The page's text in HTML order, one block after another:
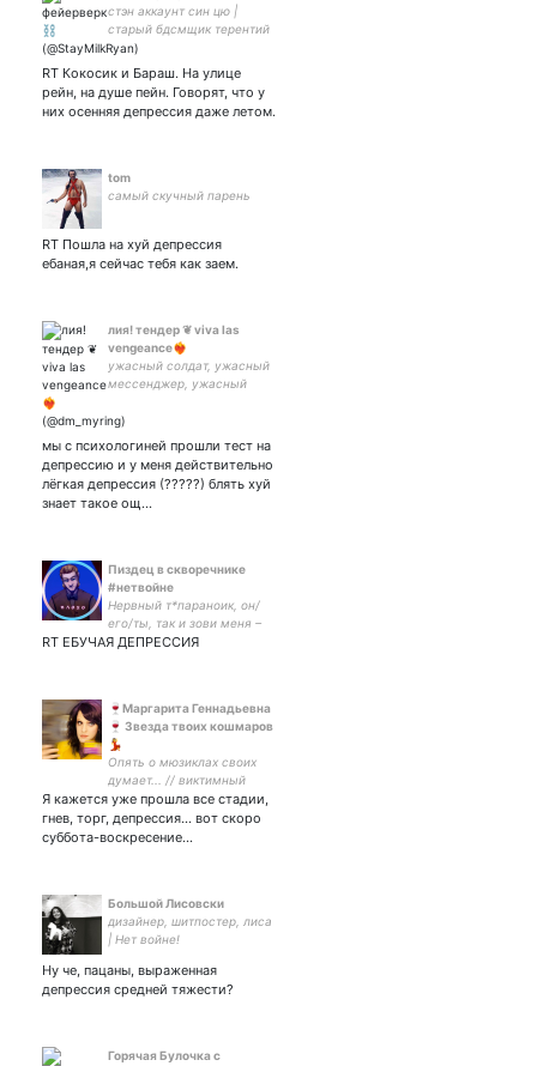
стэн аккаунт син цю |
старый бдсмщик терентий
| ты красива словно фьорд
RT Кокосик и Бараш. На улице
рейн, на душе пейн. Говорят, что у
них осенняя депрессия даже летом.
tom
самый скучный парень
RT Пошла на хуй депрессия
ебаная,я сейчас тебя как заем.
лия! тендер ❦︎ viva las
vengeance❤‍🔥
ужасный солдат, ужасный
мессенджер, ужасный
синнер, ужасная клика,
мы с психологиней прошли тест на
депрессию и у меня действительно
лёгкая депрессия (?????) блять хуй
знает такое ощ…
Пиздец в скворечнике
#нетвойне
Нервный т*параноик, он/
его/ты, так и зови меня –
Пиздец. Закрытка: Тг-канал
RT ЕБУЧАЯ ДЕПРЕССИЯ
🍷Маргарита Геннадьевна
🍷 Звезда твоих кошмаров
💃
Опять о мюзиклах своих
думает... // виктимный
агрессор // а можно в кофе
коньяк, но без кофе? (с) //
ой, всё // Эмма Кэрью //
Я кажется уже прошла все стадии,
гнев, торг, депрессия... вот скоро
суббота-воскресение...
Большой Лисовски
дизайнер, шитпостер, лиса
| Нет войне!
Ну че, пацаны, выраженная
депрессия средней тяжести?
Горячая Булочка с